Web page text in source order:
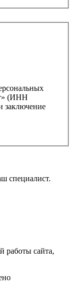
(ИНН
специалист.
работы сайта,